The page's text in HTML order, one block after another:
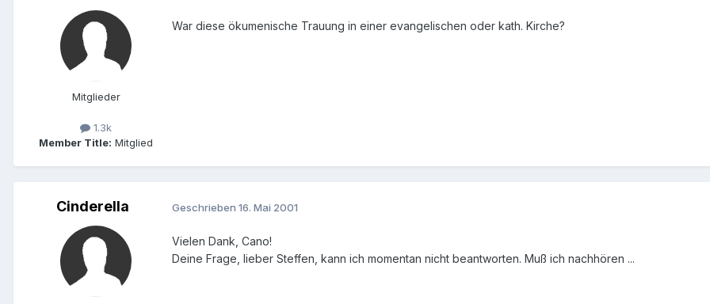
Mitglieder
1.3k
Member Title: Mitglied
War diese ökumenische Trauung in einer evangelischen oder kath. Kirche?
Cinderella Geschrieben 16. Mai 2001
Vielen Dank, Cano!
Deine Frage, lieber Steffen, kann ich momentan nicht beantworten. Muß ich nachhören ...